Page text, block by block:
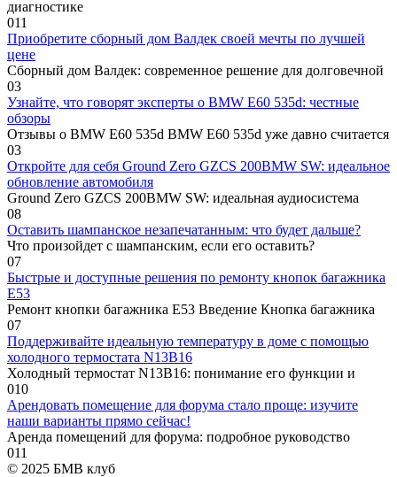
диагностике
011
Приобретите сборный дом Валдек своей мечты по лучшей
цене
Сборный дом Валдек: современное решение для долговечной
03
Узнайте, что говорят эксперты о BMW E60 535d: честные
обзоры
Отзывы о BMW E60 535d BMW E60 535d уже давно считается
03
Откройте для себя Ground Zero GZCS 200BMW SW: идеальное
обновление автомобиля
Ground Zero GZCS 200BMW SW: идеальная аудиосистема
08
Оставить шампанское незапечатанным: что будет дальше?
Что произойдет с шампанским, если его оставить?
07
Быстрые и доступные решения по ремонту кнопок багажника
E53
Ремонт кнопки багажника E53 Введение Кнопка багажника
07
Поддерживайте идеальную температуру в доме с помощью
холодного термостата N13B16
Холодный термостат N13B16: понимание его функции и
010
Арендовать помещение для форума стало проще: изучите
наши варианты прямо сейчас!
Аренда помещений для форума: подробное руководство
011
© 2025 БМВ клуб